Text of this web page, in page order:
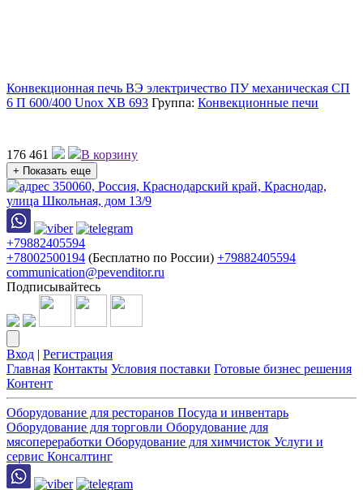
Конвекционная печь ВЭ электричество ПУ механическая СП
6 П 600/400 Unox XB 693 Группа: Конвекционные печи
176 461 В корзину
+ Показать еще
350060, Россия, Краснодарский край, Краснодар,
улица Школьная, дом 13/9
+79882405594
+78002500194 (Бесплатно по России) +79882405594
communication@pevenditor.ru
Подписывайтесь
Вход | Регистрация
Главная Контакты Условия поставки Готовые бизнес решения
Контент
Оборудование для ресторанов Посуда и инвентарь
Оборудование для торговли Оборудование для
мясопереработки Оборудование для химчисток Услуги и
сервис Консалтинг